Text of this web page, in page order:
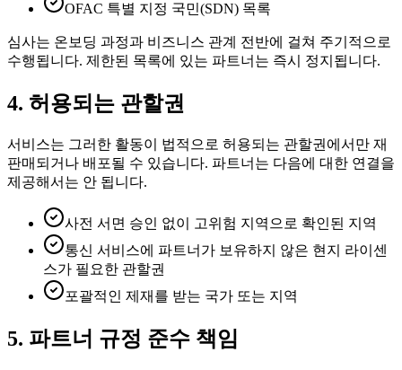
OFAC 특별 지정 국민(SDN) 목록
심사는 온보딩 과정과 비즈니스 관계 전반에 걸쳐 주기적으로
수행됩니다. 제한된 목록에 있는 파트너는 즉시 정지됩니다.
4. 허용되는 관할권
서비스는 그러한 활동이 법적으로 허용되는 관할권에서만 재
판매되거나 배포될 수 있습니다. 파트너는 다음에 대한 연결을
제공해서는 안 됩니다.
사전 서면 승인 없이 고위험 지역으로 확인된 지역
통신 서비스에 파트너가 보유하지 않은 현지 라이센
스가 필요한 관할권
포괄적인 제재를 받는 국가 또는 지역
5. 파트너 규정 준수 책임